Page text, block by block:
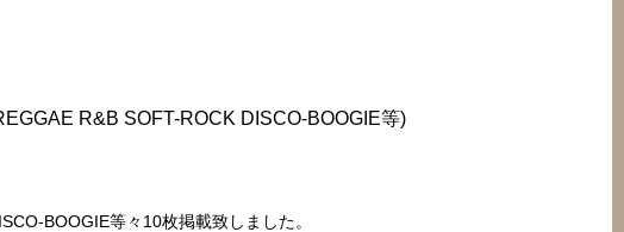
R&B SOFT-ROCK DISCO-BOOGIE等)
BOOGIE等々10枚掲載致しました。